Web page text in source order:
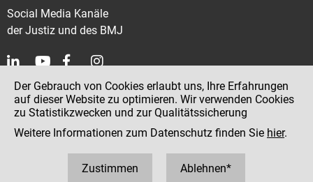
Social Media Kanäle
der Justiz und des BMJ
Kontakt
Impressum
Datenschutz
Der Gebrauch von Cookies erlaubt uns, Ihre Erfahrungen
auf dieser Website zu optimieren. Wir verwenden Cookies
zu Statistikzwecken und zur Qualitätssicherung
Weitere Informationen zum Datenschutz finden Sie hier.
Zustimmen Ablehnen*